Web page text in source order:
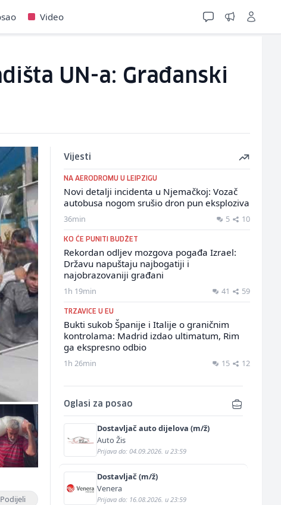
Video
UN-a: Građanski
Podijeli
Vijesti
NA AERODROMU U LEIPZIGU
Novi detalji incidenta u Njemačkoj: Vozač
autobusa nogom srušio dron pun eksploziva
36min 5 10
KO ĆE PUNITI BUDŽET
Rekordan odljev mozgova pogađa Izrael:
Državu napuštaju najbogatiji i
najobrazovaniji građani
1h 19min 41 59
TRZAVICE U EU
Bukti sukob Španije i Italije o graničnim
kontrolama: Madrid izdao ultimatum, Rim
ga ekspresno odbio
1h 26min 15 12
Oglasi za posao
Dostavljač auto dijelova (m/ž)
Auto Žis
Prijava do: 04.09.2026. u 23:59
Dostavljač (m/ž)
Venera
Prijava do: 16.08.2026. u 23:59